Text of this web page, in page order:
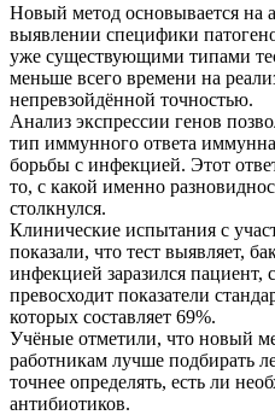
Новый метод основывается на
выявлении специфики
уже существующими типами
меньше всего времени на
непревзойдённой точностью.
Анализ экспрессии генов
тип иммунного ответа
борьбы с инфекцией. Этот
то, с какой именно
столкнулся.
Клинические испытания с
показали, что тест выявляет,
инфекцией заразился пациент,
превосходит показатели
которых составляет 69%.
Учёные отметили, что новый
работникам лучше подбирать
точнее определять, есть ли
антибиотиков.